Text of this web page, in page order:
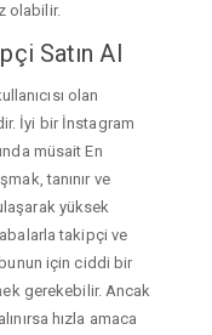
olabilir.
Satın Al
olan
İyi bir İnstagram
müsait En
tanınır ve
yüksek
takipçi ve
için ciddi bir
gerekebilir. Ancak
hızla amaca